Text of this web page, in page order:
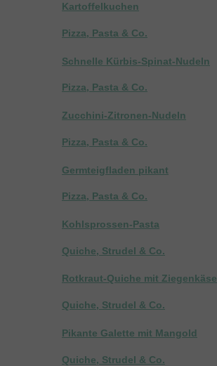
Kartoffelkuchen
Pizza, Pasta & Co.
Schnelle Kürbis-Spinat-Nudeln
Pizza, Pasta & Co.
Zucchini-Zitronen-Nudeln
Pizza, Pasta & Co.
Germteigfladen pikant
Pizza, Pasta & Co.
Kohlsprossen-Pasta
Quiche, Strudel & Co.
Rotkraut-Quiche mit Ziegenkäse
Quiche, Strudel & Co.
Pikante Galette mit Mangold
Quiche, Strudel & Co.